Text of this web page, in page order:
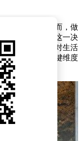
提上日程。然而，做
的考量，因为这一决
来一段时间内对生活
我们从多个关键维度